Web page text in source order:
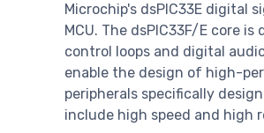
Microchip's dsPIC33E digital
MCU. The dsPIC33F/E core
control loops and digital
enable the design of high-
peripherals specifically
include high speed and high